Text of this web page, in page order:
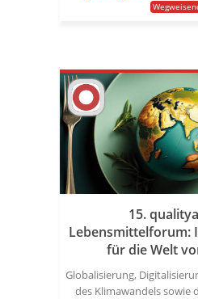
15.
Lebensmittelforum:
für die Welt
Globalisierung,
des Klimawandels sowie